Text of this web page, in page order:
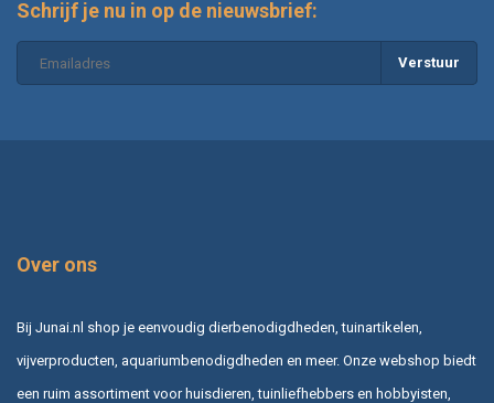
Schrijf je nu in op de nieuwsbrief:
Verstuur
Over ons
Bij Junai.nl shop je eenvoudig dierbenodigdheden, tuinartikelen,
vijverproducten, aquariumbenodigdheden en meer. Onze webshop biedt
een ruim assortiment voor huisdieren, tuinliefhebbers en hobbyisten,